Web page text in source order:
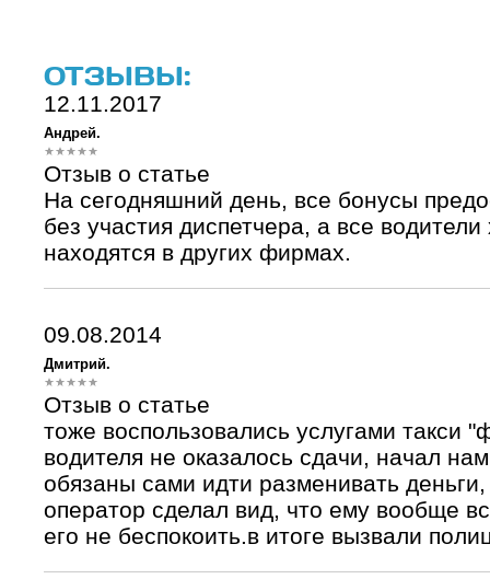
ОТЗЫВЫ:
12.11.2017
Андрей.
Отзыв о статье
На сегодняшний день, все бонусы
без участия диспетчера, а все
находятся в других фирмах.
09.08.2014
Дмитрий.
Отзыв о статье
тоже воспользовались услугами такси
водителя не оказалось сдачи, начал
обязаны сами идти разменивать
оператор сделал вид, что ему вообще
его не беспокоить.в итоге вызвали